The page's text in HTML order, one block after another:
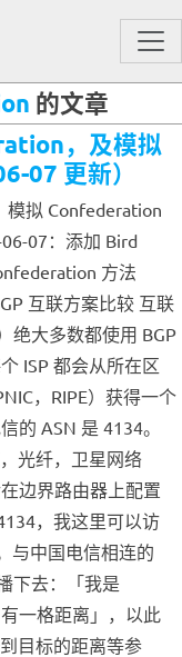
的文章
，及模拟
07 更新）
模拟 Confederation
07：添加 Bird
方法
互联方案比较 互联
绝大多数都使用 BGP
ISP 都会从所在区
，RIPE）获得一个
的 ASN 是 4134。
光纤，卫星网络
边界路由器上配置
，我这里可以访
与中国电信相连的
下去：「我是
一格距离」，以此
目标的距离等参